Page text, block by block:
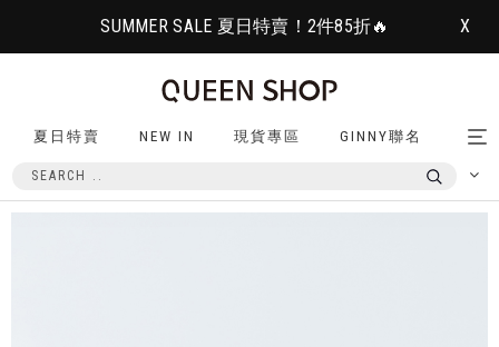
SUMMER SALE 夏日特賣！2件85折🔥 X
夏日特賣 NEW IN 現貨專區 GINNY聯名